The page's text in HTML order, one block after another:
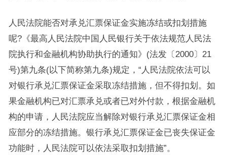
人民法院能否对承兑汇票保证金实施冻结或扣划措施
呢?《最高人民法院中国人民银行关于依法规范人民法
院执行和金融机构协助执行的通知》(法发〔2000〕21
号)第九条(以下简称第九条)规定，“人民法院依法可以
对银行承兑汇票保证金采取冻结措施，但不得扣划。如
果金融机构已对汇票承兑或者已对外付款，根据金融机
构的申请，人民法院应当解除对银行承兑汇票保证金相
应部分的冻结措施。银行承兑汇票保证金已丧失保证金
功能时，人民法院可以依法采取扣划措施”。